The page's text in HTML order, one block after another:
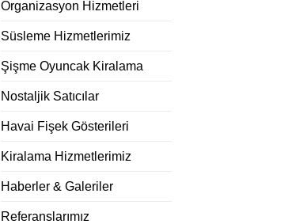
Organizasyon Hizmetleri
Süsleme Hizmetlerimiz
Şişme Oyuncak Kiralama
Nostaljik Satıcılar
Havai Fişek Gösterileri
Kiralama Hizmetlerimiz
Haberler & Galeriler
Referanslarımız